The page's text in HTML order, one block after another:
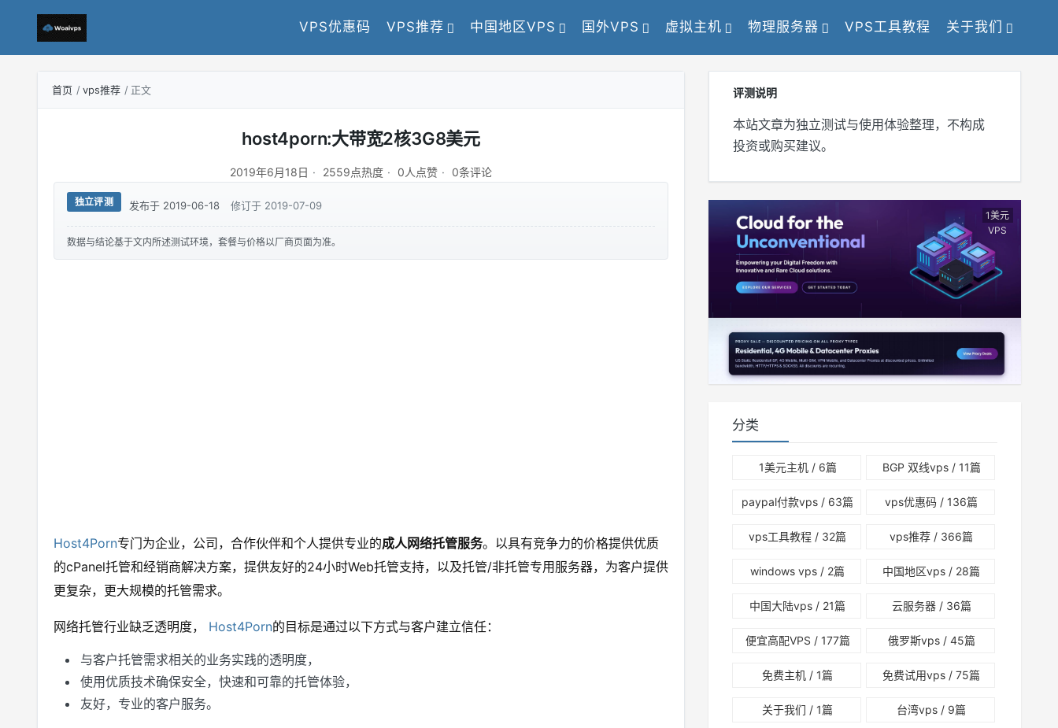
VPS优惠码 VPS推荐 中国地区VPS 国外VPS 虚拟主机 物理服务器 VPS工具教程 关于我们
首页 vps推荐 正文
host4porn:大带宽2核3G8美元
2019年6月18日 2559点热度 0人点赞 0条评论
独立评测 发布于 2019-06-18 修订于 2019-07-09
数据与结论基于文内所述测试环境，套餐与价格以厂商页面为准。
Host4Porn专门为企业，公司，合作伙伴和个人提供专业的成人网络托管服务。以具有竞争力的价格提供优质
的cPanel托管和经销商解决方案，提供友好的24小时Web托管支持，以及托管/非托管专用服务器，为客户提供
更复杂，更大规模的托管需求。
网络托管行业缺乏透明度， Host4Porn的目标是通过以下方式与客户建立信任：
与客户托管需求相关的业务实践的透明度，
使用优质技术确保安全，快速和可靠的托管体验，
友好，专业的客户服务。
评测说明
本站文章为独立测试与使用体验整理，不构成
投资或购买建议。
1美元
VPS
分类
1美元主机/ 6篇 BGP 双线vps/ 11篇
paypal付款vps / 63篇 vps优惠码 / 136篇
vps工具教程 / 32篇 vps推荐 / 366篇
windows vps / 2篇 中国地区vps / 28篇
中国大陆vps / 21篇 云服务器/ 36篇
便宜高配VPS / 177篇 俄罗斯vps/ 45篇
免费主机 / 1篇 免费试用vps / 75篇
关于我们 / 1篇 台湾vps / 9篇